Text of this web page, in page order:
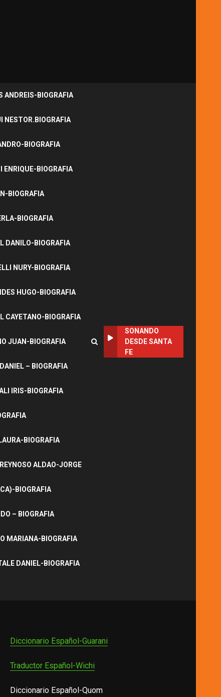
ANDREIS-BIOGRAFIA
NESTOR.BIOGRAFIA
BIOGRAFIA
ENRIQUE-BIOGRAFIA
BIOGRAFIA
BIOGRAFIA
DANILO-BIOGRAFIA
NURY-BIOGRAFIA
HUGO-BIOGRAFIA
CAYETANO-BIOGRAFIA
JUAN-BIOGRAFIA
– BIOGRAFIA
IRIS-BIOGRAFIA
BIOGRAFIA
REYNOSO ALDAO-JORGE
BIOGRAFIA
– BIOGRAFIA
MARIANA-BIOGRAFIA
DANIEL-BIOGRAFIA
SONANDO
DESDE SANTA
FE
Diccionario Español-Guarani
Traductor Español-Wichi
Diccionario Español-Quom